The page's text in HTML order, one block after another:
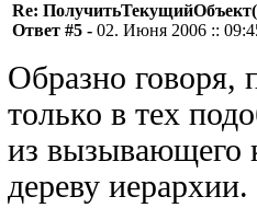
Re:
Ответ #5 - 02. Июня 2006 ::
Образно говоря,
только в тех
из вызывающего
дереву иерархии.